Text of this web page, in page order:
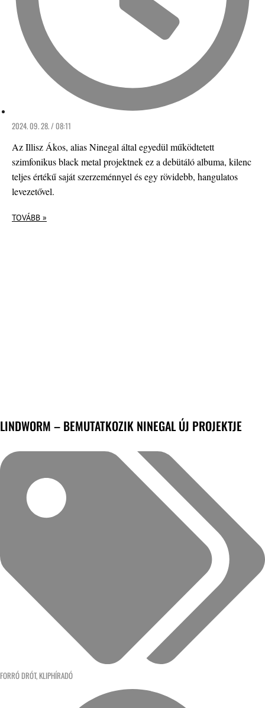
2024. 09. 28. / 08:11
Az Illisz Ákos, alias Ninegal által egyedül működtetett
szimfonikus black metal projektnek ez a debütáló albuma, kilenc
teljes értékű saját szerzeménnyel és egy rövidebb, hangulatos
levezetővel.
TOVÁBB »
LINDWORM – BEMUTATKOZIK NINEGAL ÚJ PROJEKTJE
FORRÓ DRÓT, KLIPHÍRADÓ